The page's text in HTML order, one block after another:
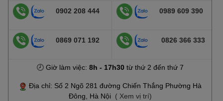
0902 208 444 0989 609 390
0869 071 192 0826 366 333
🕗 Giờ làm việc: 8h - 17h30từ thứ 2 đến thứ 7
Địa chỉ: Số 2 Ngõ 281 đường Chiến Thắng Phường Hà
Đông, Hà Nội ( Xem vị trí)